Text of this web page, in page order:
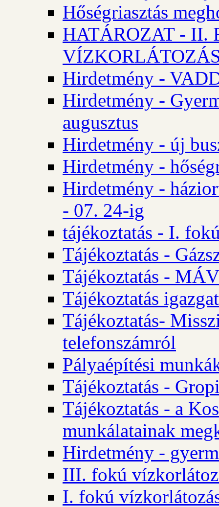
Hőségriasztás
HATÁROZAT - II.
Hirdetmény -
Hirdetmény -
augusztus
Hirdetmény - új
Hirdetmény -
Hirdetmény -
- 07. 24-ig
tájékoztatás - I.
Tájékoztatás -
Tájékoztatás -
Tájékoztatás
Tájékoztatás-
telefonszámról
Pályaépítési
Tájékoztatás -
Tájékoztatás - a
munkálatainak
Hirdetmény -
III. fokú
I. fokú